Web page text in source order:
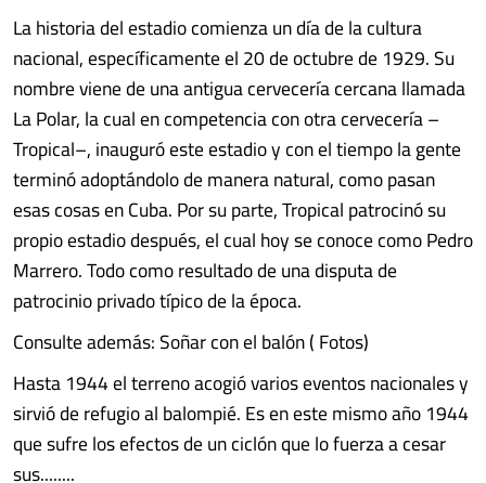
La historia del estadio comienza un día de la cultura
nacional, específicamente el 20 de octubre de 1929. Su
nombre viene de una antigua cervecería cercana llamada
La Polar, la cual en competencia con otra cervecería –
Tropical–, inauguró este estadio y con el tiempo la gente
terminó adoptándolo de manera natural, como pasan
esas cosas en Cuba. Por su parte, Tropical patrocinó su
propio estadio después, el cual hoy se conoce como Pedro
Marrero. Todo como resultado de una disputa de
patrocinio privado típico de la época.
Consulte además: Soñar con el balón ( Fotos)
Hasta 1944 el terreno acogió varios eventos nacionales y
sirvió de refugio al balompié. Es en este mismo año 1944
que sufre los efectos de un ciclón que lo fuerza a cesar
sus........